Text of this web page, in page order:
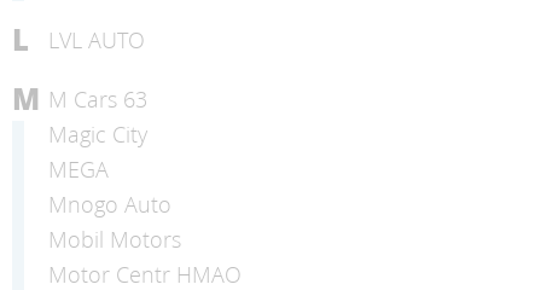
L LVL AUTO
M M Cars 63
Magic City
MEGA
Mnogo Auto
Mobil Motors
Motor Centr HMAO